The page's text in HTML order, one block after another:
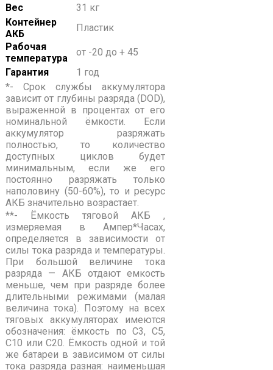
Вес
31 кг
Контейнер
АКБ
Пластик
Рабочая
температура
от -20 до + 45
Гарантия
1 год
*- Срок службы аккумулятора
зависит от глубины разряда (DOD),
выраженной в процентах от его
номинальной ёмкости. Если
аккумулятор разряжать
полностью, то количество
доступных циклов будет
минимальным, если же его
постоянно разряжать только
наполовину (50-60%), то и ресурс
АКБ значительно возрастает.
**- Ёмкость тяговой АКБ ,
измеряемая в Ампер*Часах,
определяется в зависимости от
силы тока разряда и температуры.
При большой величине тока
разряда — АКБ отдают емкость
меньше, чем при разряде более
длительными режимами (малая
величина тока). Поэтому на всех
тяговых аккумуляторах имеются
обозначения: ёмкость по С3, С5,
С10 или С20. Ёмкость одной и той
же батареи в зависимом от силы
тока разряда разная: наименьшая